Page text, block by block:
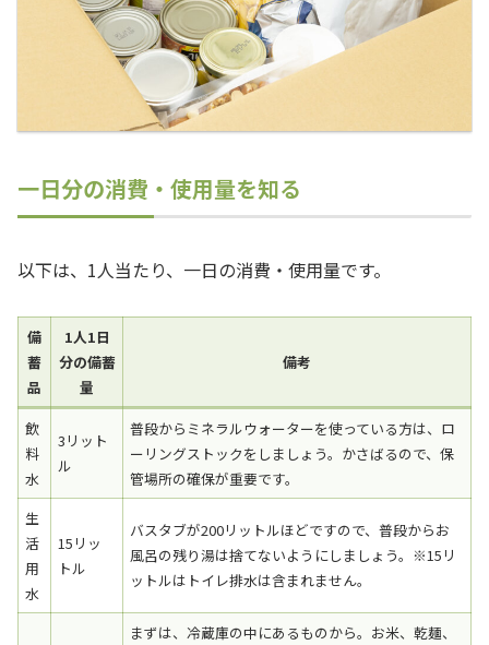
一日分の消費・使用量を知る
以下は、1人当たり、一日の消費・使用量です。
備
蓄
品
1人1日
分の備蓄
量
備考
飲
料
水
3リット
ル
普段からミネラルウォーターを使っている方は、ロ
ーリングストックをしましょう。かさばるので、保
管場所の確保が重要です。
生
活
用
水
15リッ
トル
バスタブが200リットルほどですので、普段からお
風呂の残り湯は捨てないようにしましょう。※15リ
ットルはトイレ排水は含まれません。
まずは、冷蔵庫の中にあるものから。お米、乾麺、